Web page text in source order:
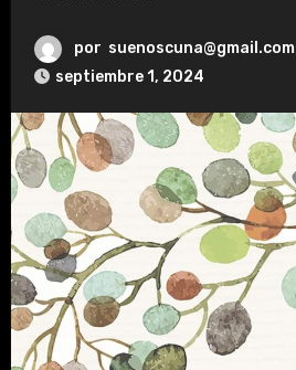
por suenoscuna@gmail.com
septiembre 1, 2024